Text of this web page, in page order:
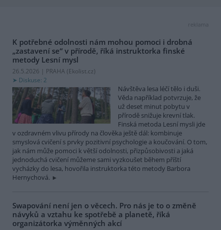
reklama
K potřebné odolnosti nám mohou pomoci i drobná
„zastavení se“ v přírodě, říká instruktorka finské
metody Lesní mysl
26.5.2026 | PRAHA (Ekolist.cz)
Diskuse: 2
Návštěva lesa léčí tělo i duši.
Věda například potvrzuje, že
už deset minut pobytu v
přírodě snižuje krevní tlak.
Finská metoda Lesní mysli jde
v ozdravném vlivu přírody na člověka ještě dál: kombinuje
smyslová cvičení s prvky pozitivní psychologie a koučování. O tom,
jak nám může pomoci k větší odolnosti, přizpůsobivosti a jaká
jednoduchá cvičení můžeme sami vyzkoušet během příští
vycházky do lesa, hovořila instruktorka této metody Barbora
Hernychová.
Swapování není jen o věcech. Pro nás je to o změně
návyků a vztahu ke spotřebě a planetě, říká
organizátorka výměnných akcí